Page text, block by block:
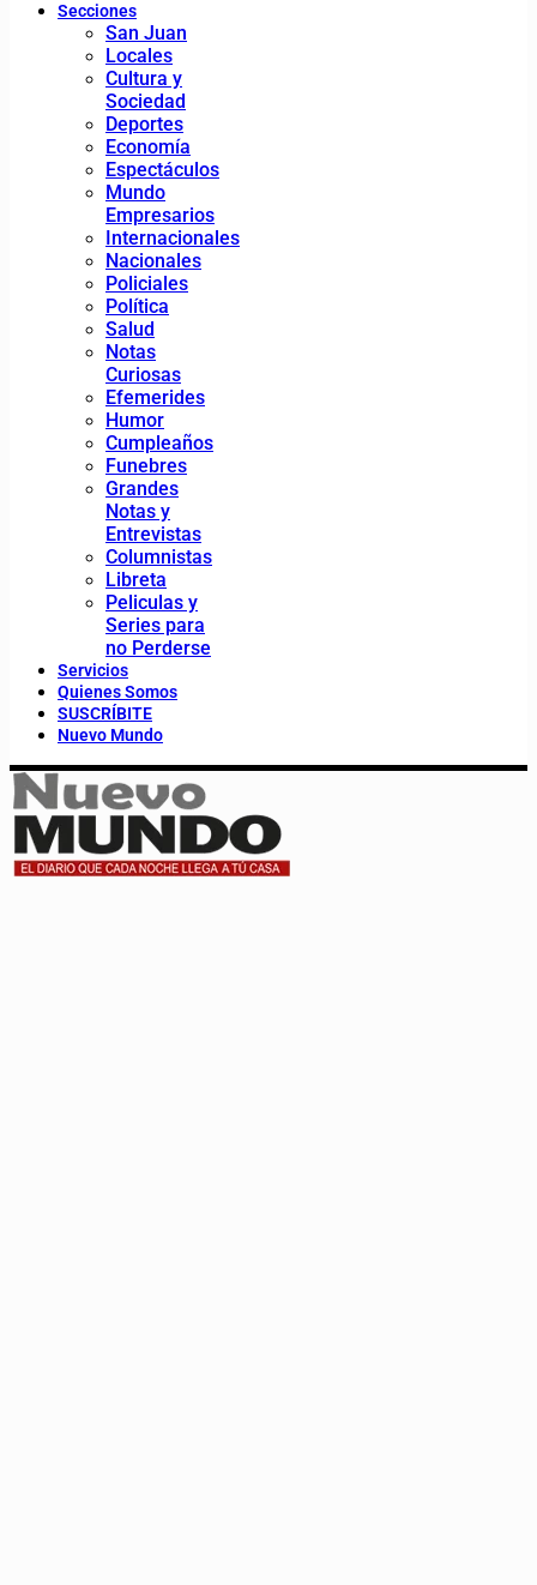
Secciones
San Juan
Locales
Cultura y
Sociedad
Deportes
Economía
Espectáculos
Mundo
Empresarios
Internacionales
Nacionales
Policiales
Política
Salud
Notas
Curiosas
Efemerides
Humor
Cumpleaños
Funebres
Grandes
Notas y
Entrevistas
Columnistas
Libreta
Peliculas y
Series para
no Perderse
Servicios
Quienes Somos
SUSCRÍBITE
Nuevo Mundo